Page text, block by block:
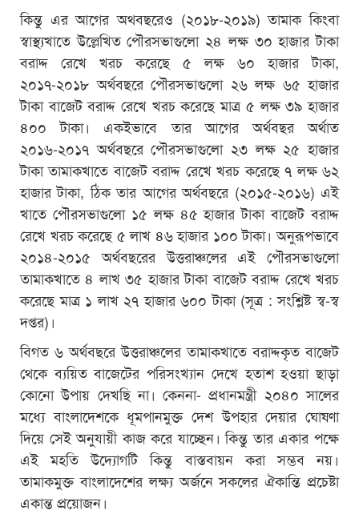
কিন্তু এর আগের অথবছরেও (২০১৮-২০১৯) তামাক কিংবা
স্বাস্থ্যখাতে উল্লেখিত পৌরসভাগুলো ২৪ লক্ষ ৩০ হাজার টাকা
বরাদ্দ রেখে খরচ করেছে ৫ লক্ষ ৬০ হাজার টাকা,
২০১৭-২০১৮ অর্থবছরে পৌরসভাগুলো ২৬ লক্ষ ৬৫ হাজার
টাকা বাজেট বরাদ্দ রেখে খরচ করেছে মাত্র ৫ লক্ষ ৩৯ হাজার
৪০০ টাকা। একইভাবে তার আগের অর্থবছর অর্থাত
২০১৬-২০১৭ অর্থবছরে পৌরসভাগুলো ২৩ লক্ষ ২৫ হাজার
টাকা তামাকখাতে বাজেট বরাদ্দ রেখে খরচ করেছে ৭ লক্ষ ৬২
হাজার টাকা, ঠিক তার আগের অর্থবছরে (২০১৫-২০১৬) এই
খাতে পৌরসভাগুলো ১৫ লক্ষ ৪৫ হাজার টাকা বাজেট বরাদ্দ
রেখে খরচ করেছে ৫ লাখ ৪৬ হাজার ১০০ টাকা। অনুরূপভাবে
২০১৪-২০১৫ অর্থবছরের উত্তরাঞ্চলের এই পৌরসভাগুলো
তামাকখাতে ৪ লাখ ৩৫ হাজার টাকা বাজেট বরাদ্দ রেখে খরচ
করেছে মাত্র ১ লাখ ২৭ হাজার ৬০০ টাকা (সূত্র : সংশ্লিষ্ট স্ব-স্ব
দপ্তর)।
বিগত ৬ অর্থবছরে উত্তরাঞ্চলের তামাকখাতে বরাদ্দকৃত বাজেট
থেকে ব্যয়িত বাজেটের পরিসংখ্যান দেখে হতাশ হওয়া ছাড়া
কোনো উপায় দেখছি না। কেননা- প্রধানমন্ত্রী ২০৪০ সালের
মধ্যে বাংলাদেশকে ধূমপানমুক্ত দেশ উপহার দেয়ার ঘোষণা
দিয়ে সেই অনুযায়ী কাজ করে যাচ্ছেন। কিন্তু তার একার পক্ষে
এই মহতি উদ্যোগটি কিন্তু বাস্তবায়ন করা সম্ভব নয়।
তামাকমুক্ত বাংলাদেশের লক্ষ্য অর্জনে সকলের ঐকান্তি প্রচেষ্টা
একান্ত প্রয়োজন।